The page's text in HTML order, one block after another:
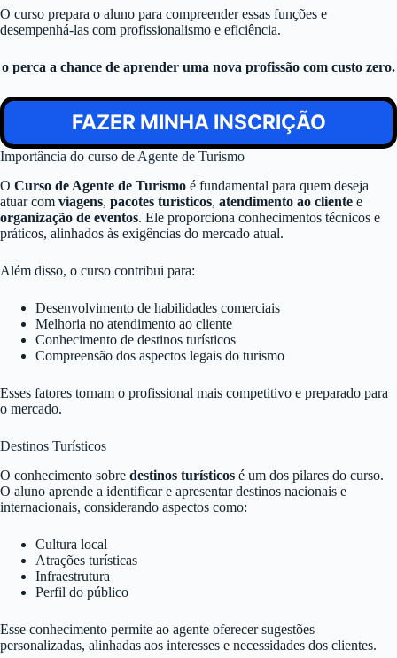
O curso prepara o aluno para compreender essas funções e
desempenhá-las com profissionalismo e eficiência.
o perca a chance de aprender uma nova profissão com custo zero.
FAZER MINHA INSCRIÇÃO
Importância do curso de Agente de Turismo
O Curso de Agente de Turismo é fundamental para quem deseja
atuar com viagens, pacotes turísticos, atendimento ao cliente e
organização de eventos. Ele proporciona conhecimentos técnicos e
práticos, alinhados às exigências do mercado atual.
Além disso, o curso contribui para:
Desenvolvimento de habilidades comerciais
Melhoria no atendimento ao cliente
Conhecimento de destinos turísticos
Compreensão dos aspectos legais do turismo
Esses fatores tornam o profissional mais competitivo e preparado para
o mercado.
Destinos Turísticos
O conhecimento sobre destinos turísticos é um dos pilares do curso.
O aluno aprende a identificar e apresentar destinos nacionais e
internacionais, considerando aspectos como:
Cultura local
Atrações turísticas
Infraestrutura
Perfil do público
Esse conhecimento permite ao agente oferecer sugestões
personalizadas, alinhadas aos interesses e necessidades dos clientes.